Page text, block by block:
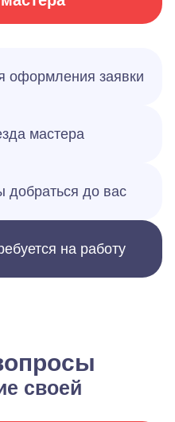
оформления заявки
мастера
добраться до вас
на работу
своей